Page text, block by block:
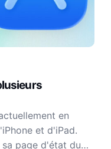
en
et d'iPad.
sa page d'état du…